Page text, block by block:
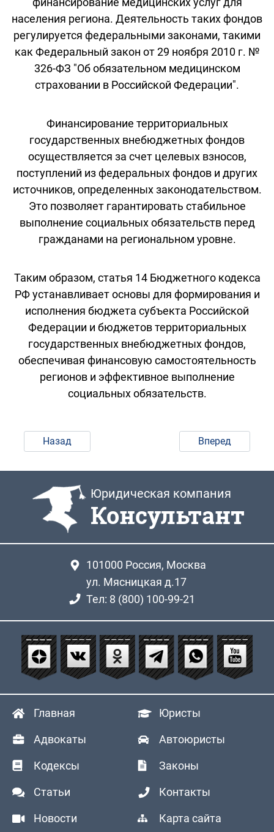
населения региона. Деятельность таких фондов
регулируется федеральными законами, такими
как Федеральный закон от 29 ноября 2010 г. №
326-ФЗ "Об обязательном медицинском
страховании в Российской Федерации".
Финансирование территориальных
государственных внебюджетных фондов
осуществляется за счет целевых взносов,
поступлений из федеральных фондов и других
источников, определенных законодательством.
Это позволяет гарантировать стабильное
выполнение социальных обязательств перед
гражданами на региональном уровне.
Таким образом, статья 14 Бюджетного кодекса
РФ устанавливает основы для формирования и
исполнения бюджета субъекта Российской
Федерации и бюджетов территориальных
государственных внебюджетных фондов,
обеспечивая финансовую самостоятельность
регионов и эффективное выполнение
социальных обязательств.
Назад Вперед
Юридическая компания
Консультант
101000 Россия, Москва
ул. Мясницкая д.17
Тел: 8 (800) 100-99-21
Главная Юристы
Адвокаты Автоюристы
Кодексы Законы
Статьи Контакты
Новости Карта сайта